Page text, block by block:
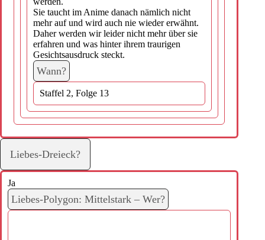
Sie taucht im Anime danach nämlich nicht
mehr auf und wird auch nie wieder erwähnt.
Daher werden wir leider nicht mehr über sie
erfahren und was hinter ihrem traurigen
Gesichtsausdruck steckt.
Wann?
Staffel 2, Folge 13
Liebes-Dreieck?
Ja
Liebes-Polygon: Mittelstark – Wer?